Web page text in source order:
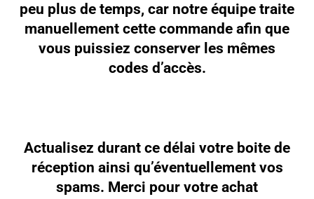
peu plus de temps, car notre équipe traite
manuellement cette commande afin que
vous puissiez conserver les mêmes
codes d’accès.
Actualisez durant ce délai votre boite de
réception ainsi qu’éventuellement vos
spams. Merci pour votre achat